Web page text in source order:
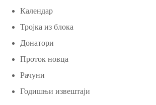
Календар
Тројка из блока
Донатори
Проток новца
Рачуни
Годишњи извештаји